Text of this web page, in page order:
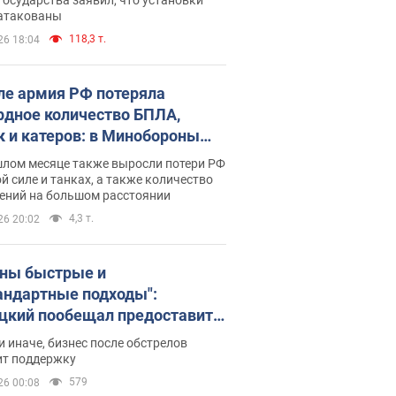
18:04 118,3 т.
армия РФ потеряла
количество БПЛА,
и катеров: в Минобороны
статистику
месяце также выросли потери РФ
силе и танках, а также количество
на большом расстоянии
20:02 4,3 т.
быстрые и
подходы":
пообещал предоставить
приоритетный доступ к
складским
иначе, бизнес после обстрелов
поддержку
00:08 579